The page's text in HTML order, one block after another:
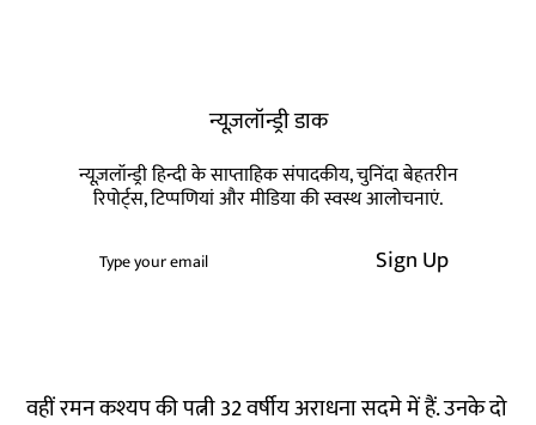
न्यूज़लॉन्ड्री डाक
न्यूज़लॉन्ड्री हिन्दी के साप्ताहिक संपादकीय, चुनिंदा बेहतरीन
रिपोर्ट्स, टिप्पणियां और मीडिया की स्वस्थ आलोचनाएं.
Sign Up
वहीं रमन कश्यप की पत्नी 32 वर्षीय अराधना सदमे में हैं. उनके दो